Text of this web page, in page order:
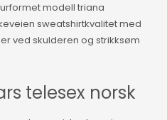
modell triana
sweatshirtkvalitet med
ved skulderen og strikksøm
telesex norsk